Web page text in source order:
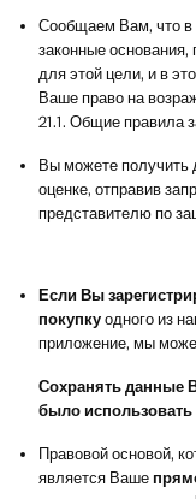
Сообщаем Вам, что в
законные
для этой цели, и в
Ваше право на
21.1. Общие правила
Вы можете получить
оценке, отправив
представителю по
Если Вы
покупкуодного из
приложение, мы
Сохранять данные
было
Правовой основой,
является Ваше